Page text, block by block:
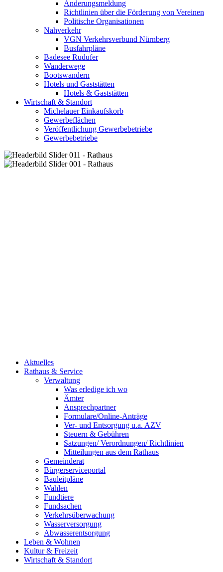
Änderungsmeldung
Richtlinien über die Förderung von Vereinen
Politische Organisationen
Nahverkehr
VGN Verkehrsverbund Nürnberg
Busfahrpläne
Badesee Rudufer
Wanderwege
Bootswandern
Hotels und Gaststätten
Hotels & Gaststätten
Wirtschaft & Standort
Michelauer Einkaufskorb
Gewerbeflächen
Veröffentlichung Gewerbebetriebe
Gewerbebetriebe
Aktuelles
Rathaus & Service
Verwaltung
Was erledige ich wo
Ämter
Ansprechpartner
Formulare/Online-Anträge
Ver- und Entsorgung u.a. AZV
Steuern & Gebühren
Satzungen/ Verordnungen/ Richtlinien
Mitteilungen aus dem Rathaus
Gemeinderat
Bürgerserviceportal
Bauleitpläne
Wahlen
Fundtiere
Fundsachen
Verkehrsüberwachung
Wasserversorgung
Abwasserentsorgung
Leben & Wohnen
Kultur & Freizeit
Wirtschaft & Standort